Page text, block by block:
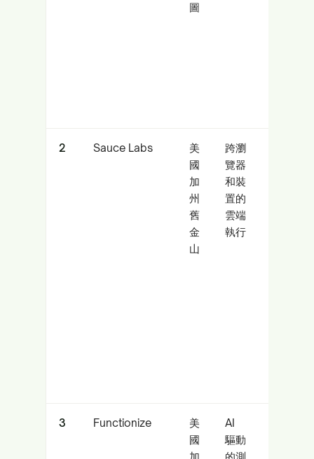
圖
2 Sauce Labs
美
國
加
州
舊
金
山
跨瀏
覽器
和裝
置的
雲端
執行
3 Functionize
美
國
AI
驅動